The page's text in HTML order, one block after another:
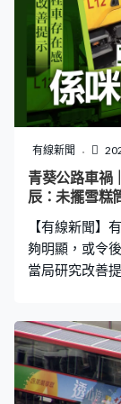
有線新聞
青葵公路車禍
辰：未擺雪糕
【有線新聞】
夠明顯，或令
當局研究改善
停駛。警車的
黃燈閃爍，是
有沒有其他設
強。」 實政圓